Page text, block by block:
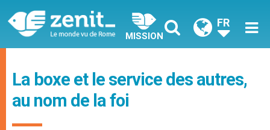
MISSION
FR
La boxe et le service des autres,
au nom de la foi